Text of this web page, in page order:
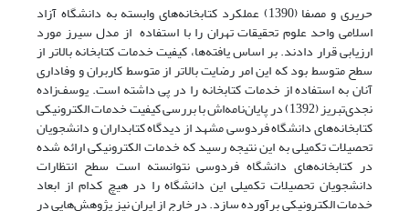
حریری و مصفا (1390) عملکرد کتابخانه‌های وابسته به دانشگاه آزاد
اسلامی واحد علوم تحقیقات تهران را با استفاده از مدل سیرز مورد
ارزیابی قرار دادند. بر اساس یافته‌ها، کیفیت خدمات کتابخانه بالاتر از
سطح متوسط بود که این امر رضایت بالاتر از متوسط کاربران و وفاداری
آنان به استفاده از خدمات کتابخانه را در پی داشته است. یوسف‌زاده
نجدی‌تبریز (1392) در پایان‌نامه‌اش با بررسی کیفیت خدمات الکترونیکی
کتابخانه‌های دانشگاه فردوسی مشهد از دیدگاه کتابداران و دانشجویان
تحصیلات تکمیلی به این نتیجه رسید که خدمات الکترونیکی ارائه شده
در کتابخانه‌های دانشگاه فردوسی نتوانسته است سطح انتظارات
دانشجویان تحصیلات تکمیلی این دانشگاه را در هیچ کدام از ابعاد
خدمات الکترونیکی برآورده سازد. در خارج از ایران نیز پژوهش‌هایی در